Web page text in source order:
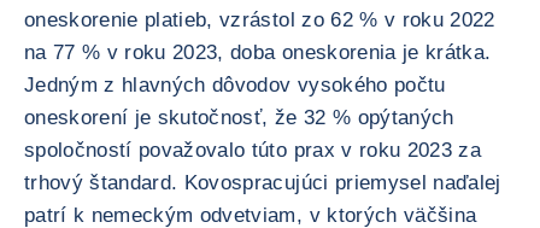
oneskorenie platieb, vzrástol zo 62 % v roku 2022
na 77 % v roku 2023, doba oneskorenia je krátka.
Jedným z hlavných dôvodov vysokého počtu
oneskorení je skutočnosť, že 32 % opýtaných
spoločností považovalo túto prax v roku 2023 za
trhový štandard. Kovospracujúci priemysel naďalej
patrí k nemeckým odvetviam, v ktorých väčšina